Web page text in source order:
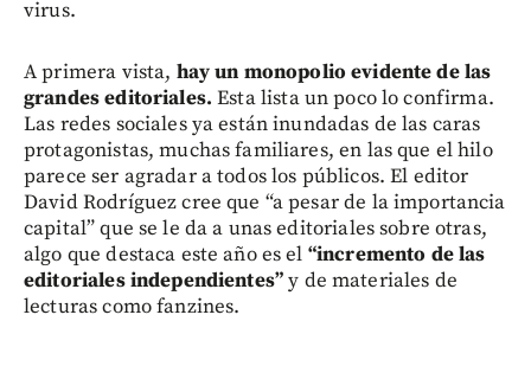
virus.
A primera vista, hay un monopolio evidente de las
grandes editoriales.Esta lista un poco lo confirma.
Las redes sociales ya están inundadas de las caras
protagonistas, muchas familiares, en las que el hilo
parece ser agradar a todos los públicos. El editor
David Rodríguez cree que “a pesar de la importancia
capital” que se le da a unas editoriales sobre otras,
algo que destaca este año es el “incremento de las
editoriales independientes”y de materiales de
lecturas como fanzines.